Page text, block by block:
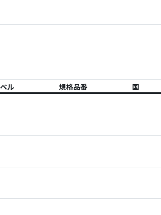
ル 規格品番 国